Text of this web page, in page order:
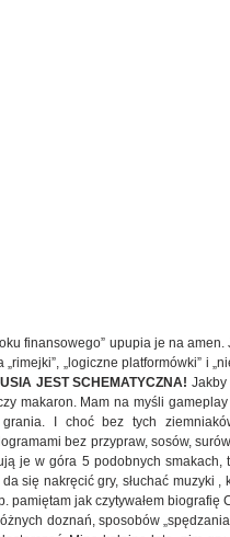
finansowego” upupia je na
„logiczne platformówki” i
JEST SCHEMATYCZNA!
makaron. Mam na myśli
I choć bez tych
bez przypraw, sosów,
je w góra 5 podobnych smakach,
się nakręcić gry, słuchać muzyki ,
pamiętam jak czytywałem biografię
doznań, sposobów